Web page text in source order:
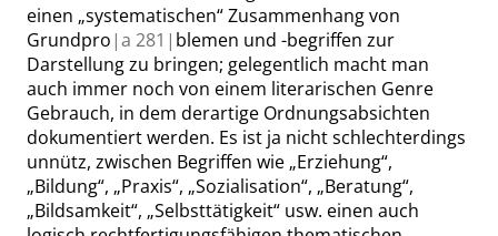
einen „systematischen“Zusammenhang von
Grundpro |a 281| blemen und -begriffen zur
Darstellung zu bringen; gelegentlich macht man
auch immer noch von einem literarischen Genre
Gebrauch, in dem derartige Ordnungsabsichten
dokumentiert werden. Es ist ja nicht schlechterdings
unnütz, zwischen Begriffen wie „Erziehung“,
„Bildung“, „Praxis“, „Sozialisation“, „Beratung“,
„Bildsamkeit“, „Selbsttätigkeit“ usw. einen auch